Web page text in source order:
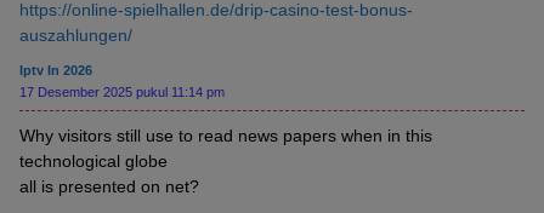
https://online-spielhallen.de/drip-casino-test-bonus-
auszahlungen/
Iptv In 2026
17 Desember 2025 pukul 11:14 pm
Why visitors still use to read news papers when in this
technological globe
all is presented on net?